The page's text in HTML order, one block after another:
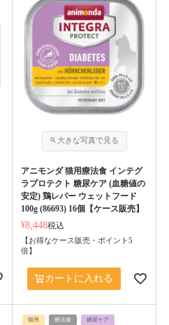
アニモンダ 猫用療法食 インテグ
ラプロテクト 糖尿ケア (血糖値の
安定) 鶏レバー ウェットフード
100g (86693) 16個【ケース販売】
¥8,448税込
【お得なケース販売・ポイント5
倍】
カートに入れる
猫用 療法食 糖尿ケア